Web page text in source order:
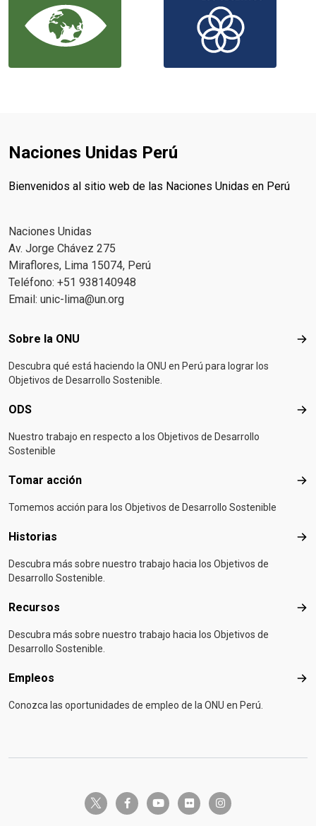
Naciones Unidas Perú
Bienvenidos al sitio web de las Naciones Unidas en Perú
Naciones Unidas
Av. Jorge Chávez 275
Miraflores, Lima 15074, Perú
Teléfono: +51 938140948
Email: unic-lima@un.org
Footer menu
Sobre la ONU
Descubra qué está haciendo la ONU en Perú para lograr los
Objetivos de Desarrollo Sostenible.
ODS
Nuestro trabajo en respecto a los Objetivos de Desarrollo
Sostenible
Tomar acción
Tomemos acción para los Objetivos de Desarrollo Sostenible
Historias
Descubra más sobre nuestro trabajo hacia los Objetivos de
Desarrollo Sostenible.
Recursos
Descubra más sobre nuestro trabajo hacia los Objetivos de
Desarrollo Sostenible.
Empleos
Conozca las oportunidades de empleo de la ONU en Perú.
twitter-x facebook-fyoutube flickr instagram